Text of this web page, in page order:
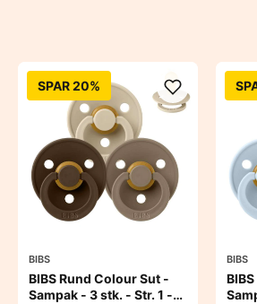
SPAR 20%
BIBS
BIBS Rund Colour Sut -
Sampak - 3 stk. - Str. 1 -
BIBS